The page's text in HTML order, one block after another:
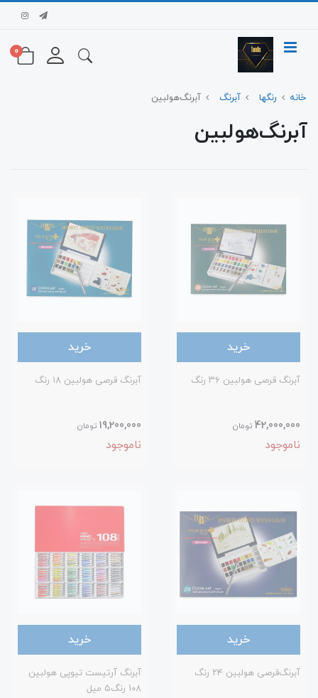
0
خانه رنگها آبرنگ آبرنگ‌هولبین
آبرنگ‌هولبین
خرید
آبرنگ قرصی هولبین ۳۶ رنگ
42,000,000 تومان
ناموجود
خرید
آبرنگ قرصی هولبین ۱۸ رنگ
19,200,000 تومان
ناموجود
خرید
آبرنگ‌قرصی هولبین ۲۴ رنگ
خرید
آبرنگ آرتیست تیوپی هولبین
۱۰۸ رنگ‌۵ میل